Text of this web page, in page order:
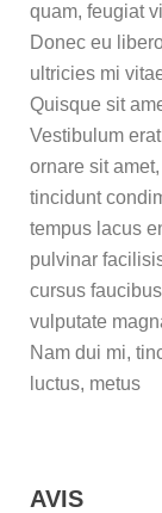
quam, feugiat
Donec eu
ultricies mi
Quisque sit
Vestibulum
ornare sit
tincidunt
tempus lacus
pulvinar
cursus
vulputate
Nam dui mi,
luctus, metus
AVIS